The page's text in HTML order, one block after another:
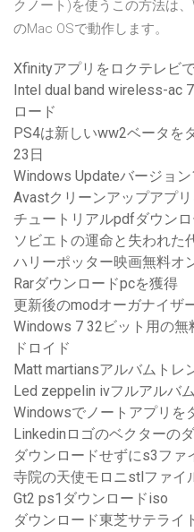
クノート)を使うこの方法は
のMac OSで動作します。
Xfinityアプリをロクテレビ
Intel dual band wireless-ac
ロード
PS4は新しいww2ベータを
23日
Windows Updateバージョ
Avastクリーンアップアプ
チュートリアルpdfダウン
ソビエトの運命と失われた
ハリーポッター映画無料オ
Rarダウンロードpcを獲得
更新後のmodオーガナイザ
Windows 7 32ビット用の
ドロイド
Matt martiansアルバムトレ
Led zeppelin ivフルアルバ
Windowsでノートアプリを
Linkedinロゴのベクターの
ダウンロードせずにs3ファ
寺院の天使モロニstlファイ
Gt2 ps1ダウンロードiso
ダウンロード東芝サテライ